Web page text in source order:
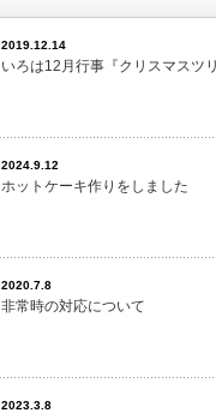
2019.12.14
いろは12月行事『クリスマスツ
2024.9.12
ホットケーキ作りをしました
2020.7.8
非常時の対応について
2023.3.8